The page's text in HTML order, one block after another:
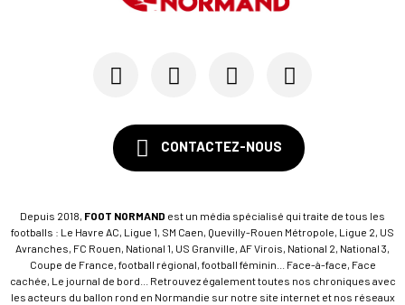
CONTACTEZ-NOUS
Depuis 2018, FOOT NORMAND est un média spécialisé qui traite de tous les
footballs : Le Havre AC, Ligue 1, SM Caen, Quevilly-Rouen Métropole, Ligue 2, US
Avranches, FC Rouen, National 1, US Granville, AF Virois, National 2, National 3,
Coupe de France, football régional, football féminin... Face-à-face, Face
cachée, Le journal de bord... Retrouvez également toutes nos chroniques avec
les acteurs du ballon rond en Normandie sur notre site internet et nos réseaux